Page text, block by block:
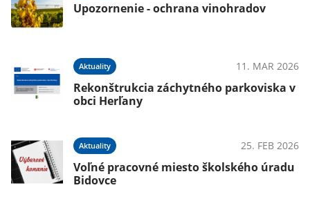
Upozornenie - ochrana vinohradov
Aktuality 11. MAR 2026
Rekonštrukcia záchytného parkoviska v
obci Herľany
Aktuality 25. FEB 2026
Voľné pracovné miesto školského úradu
Bidovce